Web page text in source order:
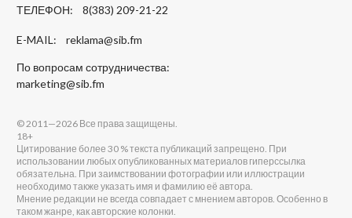
ТЕЛЕФОН: 8(383) 209-21-22
E-MAIL: reklama@sib.fm
По вопросам сотрудничества:
marketing@sib.fm
© 2011—2026 Все права защищены.
18+
Цитирование более 30 % текста публикаций запрещено. При
использовании любых опубликованных материалов гиперссылка
обязательна. При заимствовании фотографии или иллюстрации
необходимо также указать имя и фамилию её автора.
Мнение редакции не всегда совпадает с мнением авторов. Особенно в
таком жанре, как авторские колонки.